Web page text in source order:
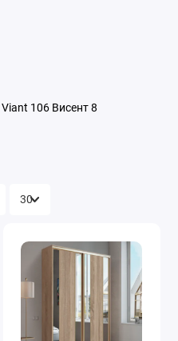
Viant 106 Висент 8